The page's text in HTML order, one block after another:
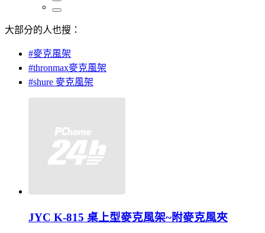
大部分的人也搜：
#麥克風架
#thronmax麥克風架
#shure 麥克風架
JYC K-815 桌上型麥克風架~附麥克風夾